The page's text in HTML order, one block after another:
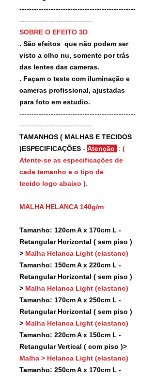
------------------------------------------------
------------------------------
SOBRE O EFEITO 3D
. São efeitos que não podem ser
visto a olho nu, somente por trás
das lentes das cameras.
. Façam o teste com iluminação e
cameras profissional, ajustadas
para foto em estudio.
------------------------------------------------
------------------------------
TAMANHOS ( MALHAS E TECIDOS
)ESPECIFICAÇÕES - Atenção : (
Atente-se as especificações de
cada tamanho e o tipo de
tecido logo abaixo ).
MALHA HELANCA 140g/m
Tamanho: 120cm A x 170cm L -
Retangular Horizontal ( sem piso )
> Malha Helanca Light (elastano)
Tamanho: 150cm A x 220cm L -
Retangular Horizontal ( sem piso )
> Malha Helanca Light (elastano)
Tamanho: 170cm A x 250cm L -
Retangular Horizontal ( sem piso )
> Malha Helanca Light (elastano)
Tamanho: 220cm A x 150cm L -
Retangular Vertical ( com piso )>
Malha > Helanca Light (elastano)
Tamanho: 250cm A x 170cm L -